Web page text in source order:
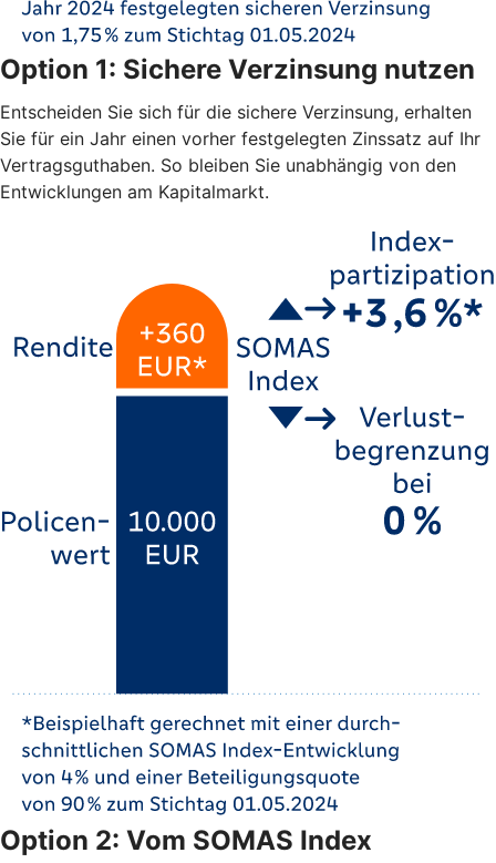
Option 1: Sichere Verzinsung nutzen
Entscheiden Sie sich für die sichere Verzinsung, erhalten
Sie für ein Jahr einen vorher festgelegten Zinssatz auf Ihr
Vertragsguthaben. So bleiben Sie unabhängig von den
Entwicklungen am Kapitalmarkt.
Option 2: Vom SOMAS Index